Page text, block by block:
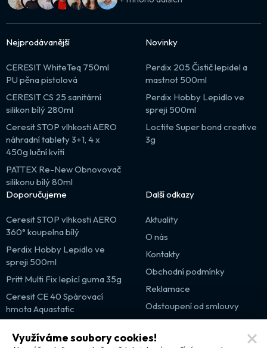
Nejprodávanější
CERESIT WhiteTeq 750ml
PU pěna pistolová
CERESIT CS 25 sanitární
silikon bílý 280ml
Ceresit STOP vlhkosti AERO
náhradní tablety 3+1, 4 x
450g luční kvítí
PATTEX Re-New Obnovovač
silikonu bílý 80ml
Novinky
Perdix 205 Čistič lepidel a
mastnot 500ml
Perdix Hobby Lepidlo ve
spreji 500ml
Loctite Super bond creative
3g
Doporučujeme
Ceresit STOP vlhkosti AERO
360° koupelna bílý
Perdix Hobby Lepidlo ve
spreji 500ml
Pritt Multi Fix lepící guma 35g
Ceresit CE 40 Spárovací
hmota Aquastatic
Další odkazy
Aktuality
O nás
Kontakty
Obchodní podmínky
Reklamace
Odstoupení od smlouvy
Výprodej
Využíváme soubory cookies!